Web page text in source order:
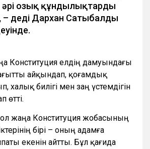
әрі озық құндылықтарды
– деді Дархан Сатыбалды
Конституция елдің дамуындағы
айқындап, қоғамдық
халық билігі мен заң үстемдігін
өтті.
жаңа Конституция жобасының
бірі – оның адамға
екенін айтты. Бұл қағида